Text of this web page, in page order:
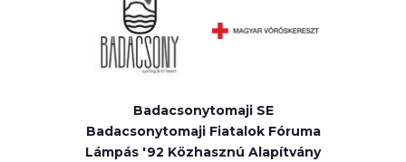
Badacsonytomaji SE
Badacsonytomaji Fiatalok Fóruma
Lámpás '92 Közhasznú Alapítvány